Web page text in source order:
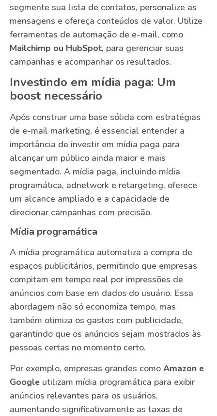
segmente sua lista de contatos, personalize as
mensagens e ofereça conteúdos de valor. Utilize
ferramentas de automação de e-mail, como
Mailchimp ou HubSpot, para gerenciar suas
campanhas e acompanhar os resultados.
Investindo em mídia paga: Um
boost necessário
Após construir uma base sólida com estratégias
de e-mail marketing, é essencial entender a
importância de investir em mídia paga para
alcançar um público ainda maior e mais
segmentado. A mídia paga, incluindo mídia
programática, adnetwork e retargeting, oferece
um alcance ampliado e a capacidade de
direcionar campanhas com precisão.
Mídia programática
A mídia programática automatiza a compra de
espaços publicitários, permitindo que empresas
compitam em tempo real por impressões de
anúncios com base em dados do usuário. Essa
abordagem não só economiza tempo, mas
também otimiza os gastos com publicidade,
garantindo que os anúncios sejam mostrados às
pessoas certas no momento certo.
Por exemplo, empresas grandes como Amazon e
Google utilizam mídia programática para exibir
anúncios relevantes para os usuários,
aumentando significativamente as taxas de